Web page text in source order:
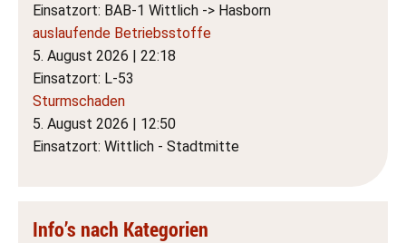
Einsatzort: BAB-1 Wittlich -> Hasborn
auslaufende Betriebsstoffe
5. August 2026 | 22:18
Einsatzort: L-53
Sturmschaden
5. August 2026 | 12:50
Einsatzort: Wittlich - Stadtmitte
Info’s nach Kategorien